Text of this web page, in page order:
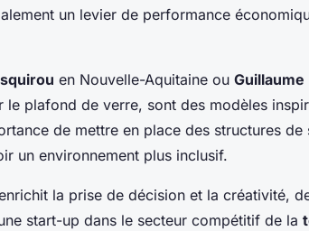
un levier de performance
en Nouvelle-Aquitaine ou Guillaume
le plafond de verre, sont des modèles
de mettre en place des structures
un environnement plus inclusif.
la prise de décision et la créativité,
start-up dans le secteur compétitif de la